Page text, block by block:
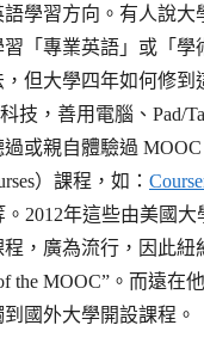
學習方向。有人說大
習「專業英語」或「學
但大學四年如何修到
技，善用電腦、Pad/
或親自體驗過 MOOC
）課程，如：
。2012年這些由美國大
，廣為流行，因此紐
the MOOC”。而遠在
國外大學開設課程。